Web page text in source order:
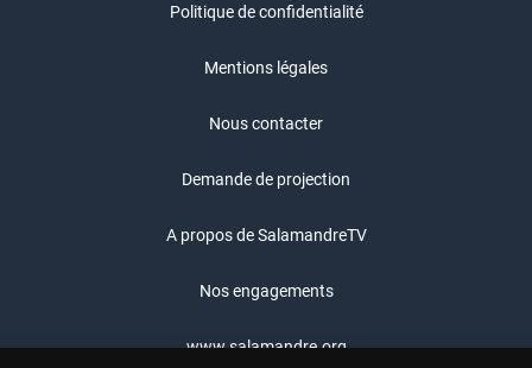
Politique de confidentialité
Mentions légales
Nous contacter
Demande de projection
A propos de SalamandreTV
Nos engagements
www.salamandre.org